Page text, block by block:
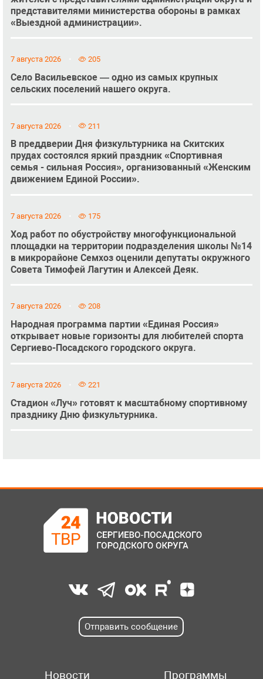
представителями министерства обороны в рамках
«Выездной администрации».
7 августа 2026 205
Село Васильевское — одно из самых крупных
сельских поселений нашего округа.
7 августа 2026 211
В преддверии Дня физкультурника на Скитских
прудах состоялся яркий праздник «Спортивная
семья - сильная Россия», организованный «Женским
движением Единой России».
7 августа 2026 175
Ход работ по обустройству многофункциональной
площадки на территории подразделения школы №14
в микрорайоне Семхоз оценили депутаты окружного
Совета Тимофей Лагутин и Алексей Деяк.
7 августа 2026 208
Народная программа партии «Единая Россия»
открывает новые горизонты для любителей спорта
Сергиево-Посадского городского округа.
7 августа 2026 221
Стадион «Луч» готовят к масштабному спортивному
празднику Дню физкультурника.
Отправить сообщение
Новости
Программы